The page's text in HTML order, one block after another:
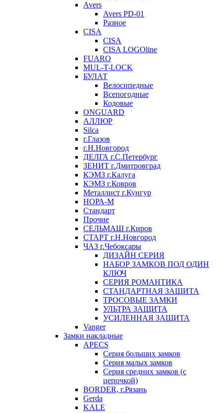
Avers
Avers PD-01
Разное
CISA
CISA
CISA LOGOline
FUARO
MUL-T-LOCK
БУЛАТ
Велосипедные
Всепогодные
Кодовые
ONGUARD
АЛЛЮР
Silca
г.Глазов
г.Н.Новгород
ДЕЛГА г.С.Петербург
ЗЕНИТ г.Дмитровград
КЭМЗ г.Калуга
КЭМЗ г.Ковров
Металлист г.Кунгур
НОРА-М
Стандарт
Прочие
СЕЛЬМАШ г.Киров
СТАРТ г.Н.Новгород
ЧАЗ г.Чебоксары
ДИЗАЙН СЕРИЯ
НАБОР ЗАМКОВ ПОД ОДИН
КЛЮЧ
СЕРИЯ РОМАНТИКА
СТАНДАРТНАЯ ЗАЩИТА
ТРОСОВЫЕ ЗАМКИ
УЛЬТРА ЗАЩИТА
УСИЛЕННАЯ ЗАЩИТА
Vanger
Замки накладные
APECS
Серия больших замков
Серия малых замков
Серия средних замков (с
цепочкой)
BORDER, г.Рязань
Gerda
KALE